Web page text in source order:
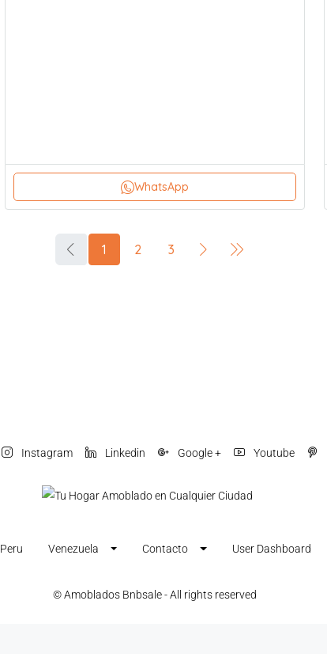
WhatsApp
1 2 3
Instagram Linkedin Google + Youtube
Peru Venezuela Contacto User Dashboard
© Amoblados Bnbsale - All rights reserved